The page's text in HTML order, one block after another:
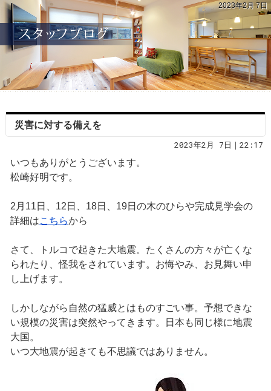
2023年2月 7日
災害に対する備えを
2023年2月 7日｜22:17
いつもありがとうございます。
松崎好明です。
2月11日、12日、18日、19日の木のひらや完成見学会の
詳細はこちらから
さて、トルコで起きた大地震。たくさんの方々が亡くな
られたり、怪我をされています。お悔やみ、お見舞い申
し上げます。
しかしながら自然の猛威とはものすごい事。予想できな
い規模の災害は突然やってきます。日本も同じ様に地震
大国。
いつ大地震が起きても不思議ではありません。